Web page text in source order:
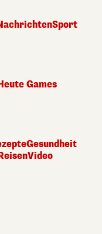
Sport
Games
Gesundheit
Video